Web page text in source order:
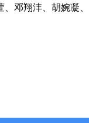
、邓翔沣、胡婉凝